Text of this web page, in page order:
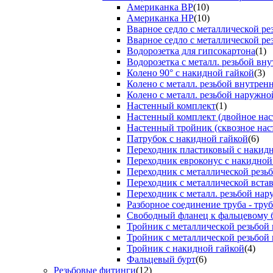
Американка ВР(10)
Американка НР(10)
Вварное седло с металлической
Вварное седло с металлической
Водорозетка для гипсокартона(1)
Водорозетка с металл. резьбой
Колено 90° с накидной гайкой(3)
Колено с металл. резьбой
Колено с металл. резьбой
Настенный комплект(1)
Настенный комплект (двойное
Настенный тройник (сквозное
Патрубок с накидной гайкой(6)
Переходник пластиковый с
Переходник евроконус с
Переходник с металлической
Переходник с металлической
Переходник с металл. резьбой
Разборное соединение труба -
Свободный фланец к фальцевому
Тройник с металлической
Тройник с металлической резьбой
Тройник с накидной гайкой(4)
Фальцевый бурт(6)
Резьбовые фитинги(12)